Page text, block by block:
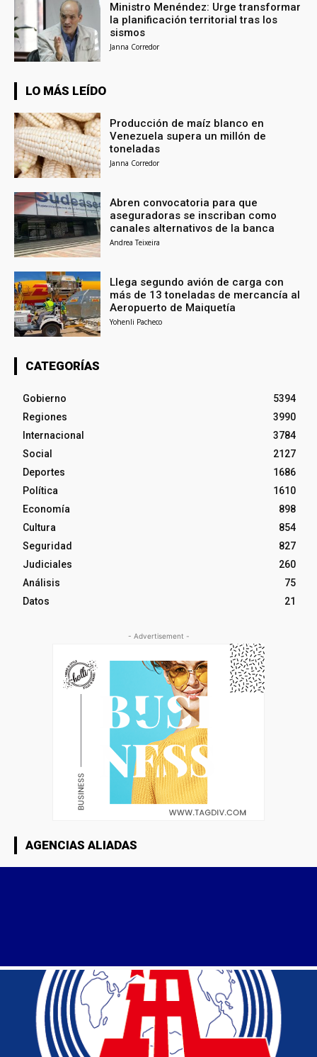
Ministro Menéndez: Urge transformar
la planificación territorial tras los
sismos
Janna Corredor
LO MÁS LEÍDO
Producción de maíz blanco en
Venezuela supera un millón de
toneladas
Janna Corredor
Abren convocatoria para que
aseguradoras se inscriban como
canales alternativos de la banca
Andrea Teixeira
Llega segundo avión de carga con
más de 13 toneladas de mercancía al
Aeropuerto de Maiquetía
Yohenli Pacheco
CATEGORÍAS
Gobierno
5394
Regiones
3990
Internacional
3784
Social
2127
Deportes
1686
Política
1610
Economía
898
Cultura
854
Seguridad
827
Judiciales
260
Análisis
75
Datos
21
- Advertisement -
AGENCIAS ALIADAS